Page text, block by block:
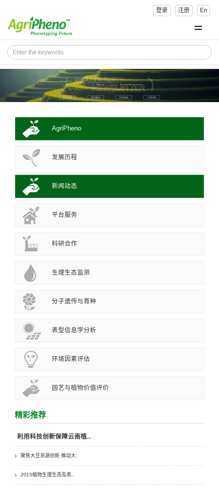
登录 注册 En
AgriPheno
发展历程
新闻动态
平台服务
科研合作
生理生态监测
分子遗传与育种
表型信息学分析
环境因素评估
园艺与植物价值评价
精彩推荐
利用科技创新保障云南植..
聚焦大豆资源创新 推动大..
2015植物生理生态及表..